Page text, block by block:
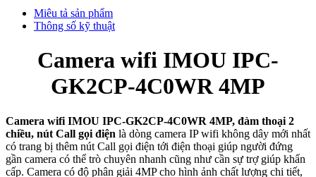
Miêu tả sản phẩm
Thông số kỹ thuật
Camera wifi IMOU IPC-
GK2CP-4C0WR 4MP
Camera wifi IMOU IPC-GK2CP-4C0WR 4MP, đàm thoại 2
chiều, nút Call gọi điện là dòng camera IP wifi không dây mới nhất
có trang bị thêm nút Call gọi điện tới điện thoại giúp người đứng
gần camera có thể trò chuyên nhanh cũng như cần sự trợ giúp khẩn
cấp. Camera có độ phân giải 4MP cho hình ảnh chất lượng chi tiết,